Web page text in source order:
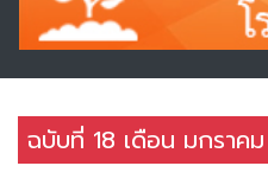
ฉบับที่ 18 เดือน มกราค